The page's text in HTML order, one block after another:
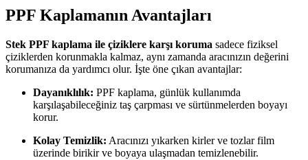
PPF Kaplamanın Avantajları
Stek PPF kaplama ile çiziklere karşı koruma sadece fiziksel
çiziklerden korunmakla kalmaz, aynı zamanda aracınızın değerini
korumanıza da yardımcı olur. İşte öne çıkan avantajlar:
Dayanıklılık: PPF kaplama, günlük kullanımda
karşılaşabileceğiniz taş çarpması ve sürtünmelerden boyayı
korur.
Kolay Temizlik: Aracınızı yıkarken kirler ve tozlar film
üzerinde birikir ve boyaya ulaşmadan temizlenebilir.